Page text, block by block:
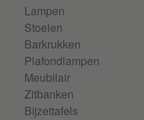
Lampen
Stoelen
Barkrukken
Plafondlampen
Meubilair
Zitbanken
Bijzettafels